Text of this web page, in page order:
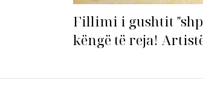
Fillimi i gushtit
këngë të reja!